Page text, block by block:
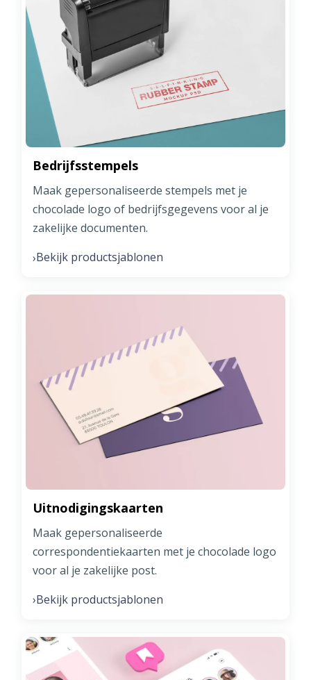
Bedrijfsstempels
Maak gepersonaliseerde stempels met je
chocolade logo of bedrijfsgegevens voor al je
zakelijke documenten.
›Bekijk productsjablonen
Uitnodigingskaarten
Maak gepersonaliseerde
correspondentiekaarten met je chocolade logo
voor al je zakelijke post.
›Bekijk productsjablonen